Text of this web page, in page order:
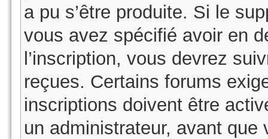
a pu s’être produite. Si le
vous avez spécifié avoir en
l’inscription, vous devrez
reçues. Certains forums
inscriptions doivent être
un administrateur, avant